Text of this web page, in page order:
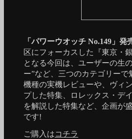
「パワーウオッチ No.149」発
区にフォーカスした『東京・
となる今回は、ユーザーの生
ー”など、三つのカテゴリー
機種の実機レビューや、ヴィ
プした特集、ロレックス・デ
を解説した特集など、企画が
です!
ご購入はコチラ